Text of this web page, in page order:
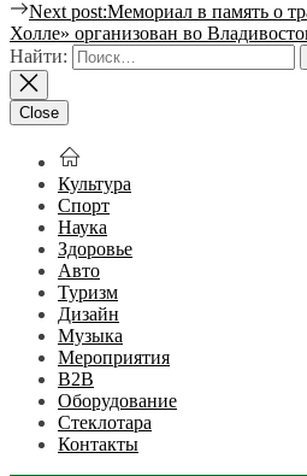
Next post:Мемориал в память о
Холле» организован во
Найти:
Close
Культура
Спорт
Наука
Здоровье
Авто
Туризм
Дизайн
Музыка
Мероприятия
B2B
Оборудование
Стеклотара
Контакты